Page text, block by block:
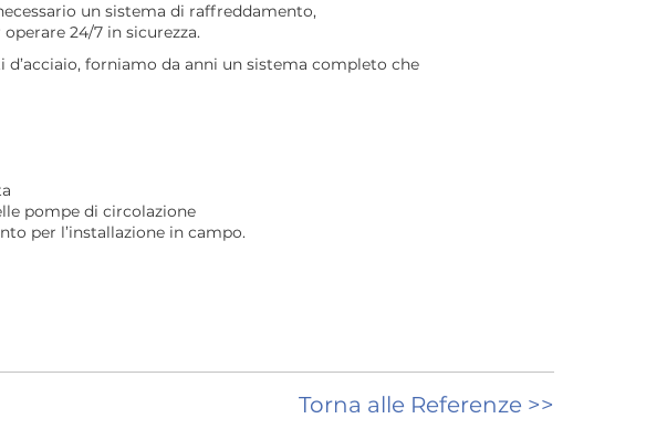
un sistema di raffreddamento,
24/7 in sicurezza.
forniamo da anni un sistema completo che
pompe di circolazione
per l’installazione in campo.
Torna alle Referenze >>